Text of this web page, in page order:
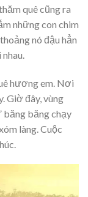
quê cũng ra
những con chim
nó đậu hẳn
hương em. Nơi
Giờ đây, vùng
băng băng chạy
làng. Cuộc